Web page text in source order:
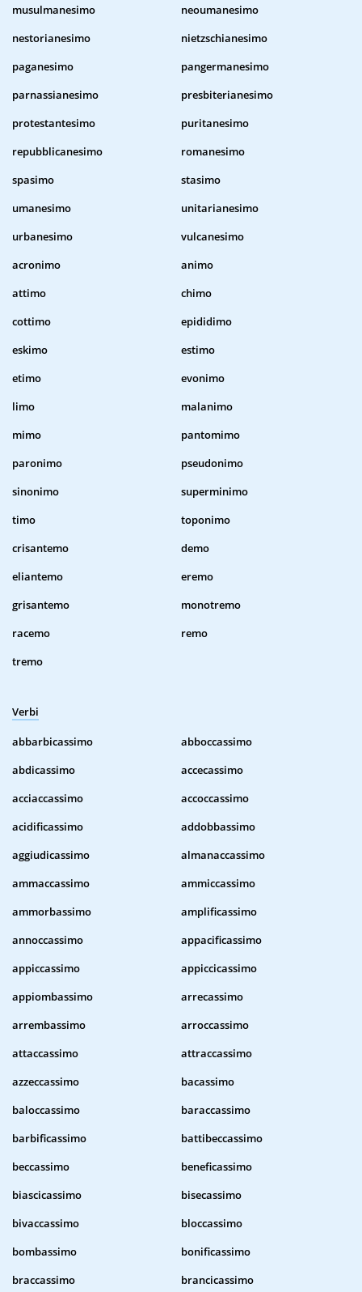
musulmanesimo
neoumanesimo
nestorianesimo
nietzschianesimo
paganesimo
pangermanesimo
parnassianesimo
presbiterianesimo
protestantesimo
puritanesimo
repubblicanesimo
romanesimo
spasimo
stasimo
umanesimo
unitarianesimo
urbanesimo
vulcanesimo
acronimo
animo
attimo
chimo
cottimo
epididimo
eskimo
estimo
etimo
evonimo
limo
malanimo
mimo
pantomimo
paronimo
pseudonimo
sinonimo
superminimo
timo
toponimo
crisantemo
demo
eliantemo
eremo
grisantemo
monotremo
racemo
remo
tremo
Verbi
abbarbicassimo
abboccassimo
abdicassimo
accecassimo
acciaccassimo
accoccassimo
acidificassimo
addobbassimo
aggiudicassimo
almanaccassimo
ammaccassimo
ammiccassimo
ammorbassimo
amplificassimo
annoccassimo
appacificassimo
appiccassimo
appiccicassimo
appiombassimo
arrecassimo
arrembassimo
arroccassimo
attaccassimo
attraccassimo
azzeccassimo
bacassimo
baloccassimo
baraccassimo
barbificassimo
battibeccassimo
beccassimo
beneficassimo
biascicassimo
bisecassimo
bivaccassimo
bloccassimo
bombassimo
bonificassimo
braccassimo
brancicassimo